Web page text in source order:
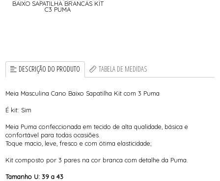
BAIXO SAPATILHA BRANCAS KIT
C3 PUMA
DESCRIÇÃO DO PRODUTO TABELA DE MEDIDAS
Meia Masculina Cano Baixo Sapatilha Kit com 3 Puma
É kit: Sim
Meia Puma confeccionada em tecido de alta qualidade, básica e
confortável para todas ocasiões.
Toque macio, leve, fresco e com ótima elasticidade;
Kit composto por 3 pares na cor branca com detalhe da Puma.
Tamanho U: 39 a 43